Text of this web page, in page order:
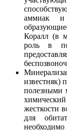
аммиак и
Коралл (в
роль в
известняк)
полезными
жесткости
для